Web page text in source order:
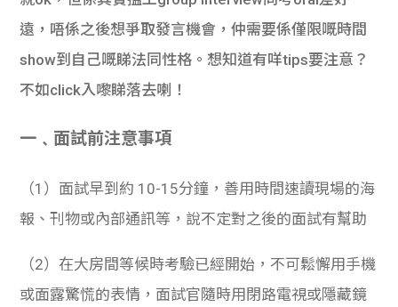
機
de
學生
遠，唔係之後想爭取發言機會，仲需要係僅限嘅時間
show到自己嘅睇法同性格。想知道有咩tips要注意？
不如click入嚟睇落去喇！
一﹑面試前注意事項
（1）面試早到約 10-15分鐘，善用時間速讀現場的海
報、刊物或內部通訊等，說不定對之後的面試有幫助
（2）在大房間等候時考驗已經開始，不可鬆懈用手機
或面露驚慌的表情，面試官隨時用閉路電視或隱藏鏡